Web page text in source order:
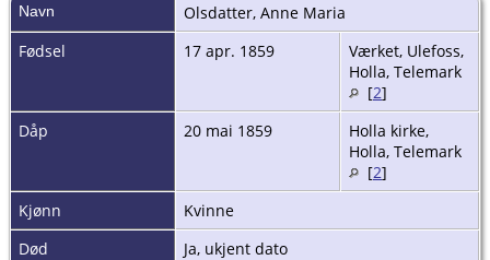
Navn Olsdatter, Anne Maria
Fødsel
17 apr. 1859
Værket, Ulefoss,
Holla, Telemark
[2]
Dåp
20 mai 1859
Holla kirke,
Holla, Telemark
[2]
Kjønn
Kvinne
Død
Ja, ukjent dato